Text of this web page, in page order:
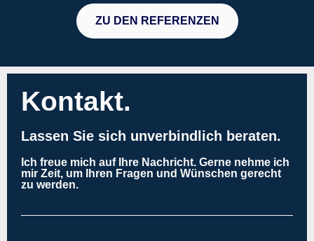
ZU DEN REFERENZEN
Kontakt.
Lassen Sie sich unverbindlich beraten.
Ich freue mich auf Ihre Nachricht. Gerne nehme ich
mir Zeit, um Ihren Fragen und Wünschen gerecht
zu werden.